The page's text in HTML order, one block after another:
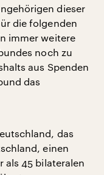
dieser
die folgenden
immer weitere
noch zu
aus Spenden
das
das
einen
45 bilateralen